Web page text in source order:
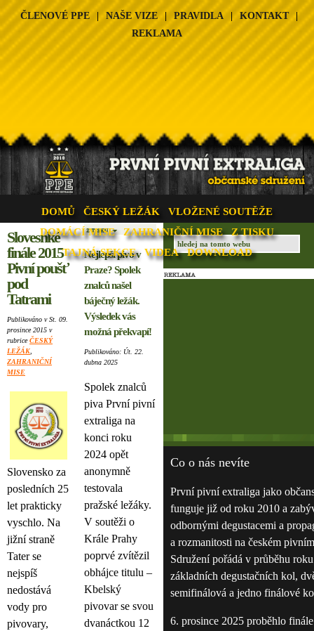
ČLENOVÉ PPE | NAŠE VIZE | PRAVIDLA | KONTAKT |
REKLAMA
DOMŮ ČESKÝ LEŽÁK
VLOŽENÉ SOUTĚŽE
DOMÁCÍ MISE
ZAHRANIČNÍ MISE
Z TISKU
TAJNÁ SEKCE
VIDEA DOWNLOAD
Slovesnké
finále 2015
Pivní poušť
pod
Tatrami
Publikováno v St. 09.
prosince 2015 v
rubriceČESKÝ
LEŽÁK
ZAHRANIČNÍ
MISE
Slovensko za
posledních 25
let prakticky
vyschlo. Na
jižní straně
Tater se
nejspíš
nedostává
vody pro
pivovary,
Nejlepší pivo v
Praze? Spolek
znalců našel
báječný ležák.
Výsledek vás
možná překvapí!
Publikováno: Út. 22.
dubna 2025
Spolek znalců
piva První pivní
extraliga na
konci roku
2024 opět
anonymně
testovala
pražské ležáky.
V soutěži o
Krále Prahy
poprvé zvítězil
obhájce titulu –
Kbelský
pivovar se svou
dvanáctkou 12
Co o nás nevíte
První pivní extraliga jako
funguje již od roku 2010 a
odbornými degustacemi a
a rozmanitosti na českém
Sdružení pořádá v průběhu
základních degustačních kol,
semifinálová a jedno finálové
6. prosince 2025 proběhlo